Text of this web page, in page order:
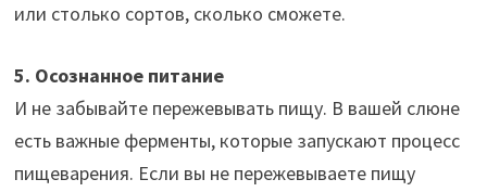
или столько сортов, сколько сможете.
5. Осознанное питание
И не забывайте пережевывать пищу. В вашей слюне
есть важные ферменты, которые запускают процесс
пищеварения. Если вы не пережевываете пищу